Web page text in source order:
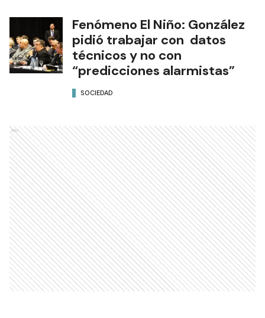
Fenómeno El Niño: González
pidió trabajar con datos
técnicos y no con
“predicciones alarmistas”
SOCIEDAD
Ads